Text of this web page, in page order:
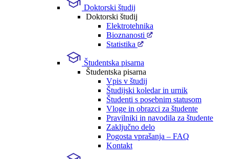
Doktorski študij
Doktorski študij
Elektrotehnika
Bioznanosti
Statistika
Študentska pisarna
Študentska pisarna
Vpis v študij
Študijski koledar in urnik
Študenti s posebnim statusom
Vloge in obrazci za študente
Pravilniki in navodila za študente
Zaključno delo
Pogosta vprašanja – FAQ
Kontakt